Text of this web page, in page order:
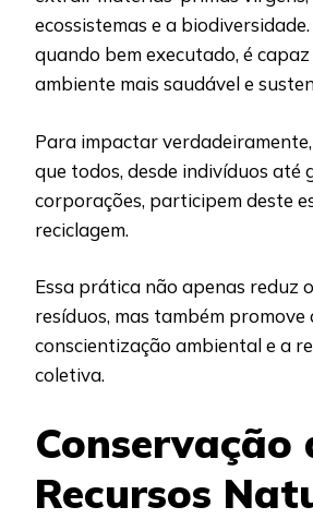
ecossistemas e a biodiversidade.
quando bem executado, é
ambiente mais saudável e
Para impactar
que todos, desde indivíduos até
corporações, participem deste
reciclagem.
Essa prática não apenas reduz
resíduos, mas também promove
conscientização ambiental e a
coletiva.
Conservação
Recursos